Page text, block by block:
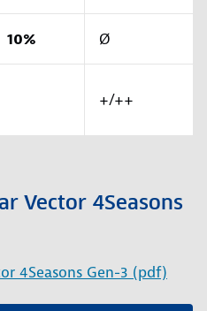
10% Ø
+/++
Vector 4Seasons
4Seasons Gen-3 (pdf)